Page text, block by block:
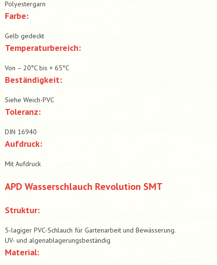
Polyestergarn
Farbe:
Gelb gedeckt
Temperaturbereich:
Von – 20°C bis + 65°C
Beständigkeit:
Siehe Weich-PVC
Toleranz:
DIN 16940
Aufdruck:
Mit Aufdruck
APD Wasserschlauch Revolution SMT
Struktur:
5-lagiger PVC-Schlauch für Gartenarbeit und Bewässerung.
UV- und algenablagerungsbeständig
Material: